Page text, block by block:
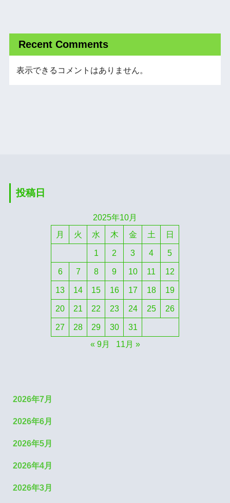
Recent Comments
表示できるコメントはありません。
投稿日
2025年10月
月
火 水 木 金 土 日
1 2 3 4 5
6 7 8 9 10 11 12
13 14 15 16 17 18 19
20 21 22 23 24 25 26
27 28 29 30
31
« 9月
11月 »
2026年7月
2026年6月
2026年5月
2026年4月
2026年3月